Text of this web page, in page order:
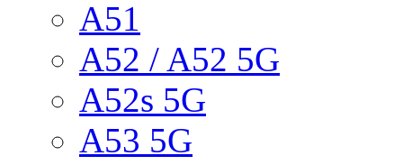
A51
A52 / A52 5G
A52s 5G
A53 5G